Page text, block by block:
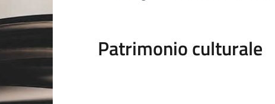
Patrimonio culturale